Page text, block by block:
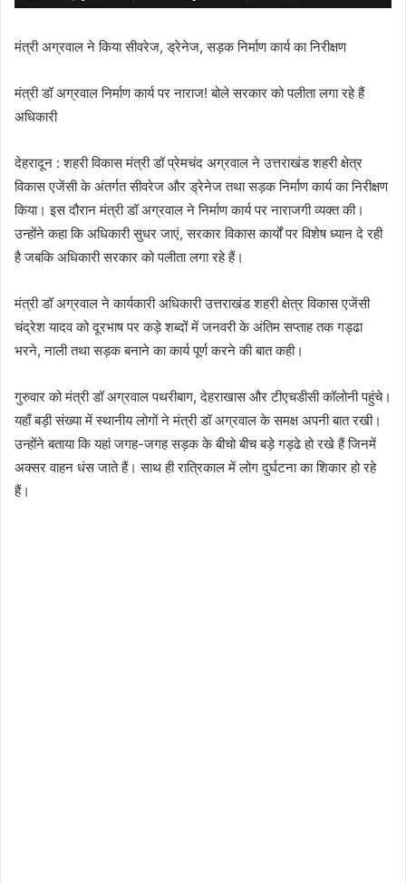
मंत्री अग्रवाल ने किया सीवरेज, ड्रेनेज, सड़क निर्माण कार्य का निरीक्षण
मंत्री डॉ अग्रवाल निर्माण कार्य पर नाराज! बोले सरकार को पलीता लगा रहे हैं
अधिकारी
देहरादून : शहरी विकास मंत्री डॉ प्रेमचंद अग्रवाल ने उत्तराखंड शहरी क्षेत्र
विकास एजेंसी के अंतर्गत सीवरेज और ड्रेनेज तथा सड़क निर्माण कार्य का निरीक्षण
किया। इस दौरान मंत्री डॉ अग्रवाल ने निर्माण कार्य पर नाराजगी व्यक्त की।
उन्होंने कहा कि अधिकारी सुधर जाएं, सरकार विकास कार्यों पर विशेष ध्यान दे रही
है जबकि अधिकारी सरकार को पलीता लगा रहे हैं।
मंत्री डॉ अग्रवाल ने कार्यकारी अधिकारी उत्तराखंड शहरी क्षेत्र विकास एजेंसी
चंद्रेश यादव को दूरभाष पर कड़े शब्दों में जनवरी के अंतिम सप्ताह तक गड्ढा
भरने, नाली तथा सड़क बनाने का कार्य पूर्ण करने की बात कही।
गुरुवार को मंत्री डॉ अग्रवाल पथरीबाग, देहराखास और टीएचडीसी कॉलोनी पहुंचे।
यहाँ बड़ी संख्या में स्थानीय लोगों ने मंत्री डॉ अग्रवाल के समक्ष अपनी बात रखी।
उन्होंने बताया कि यहां जगह-जगह सड़क के बीचो बीच बड़े गड्ढे हो रखे हैं जिनमें
अक्सर वाहन धंस जाते हैं। साथ ही रात्रिकाल में लोग दुर्घटना का शिकार हो रहे
हैं।